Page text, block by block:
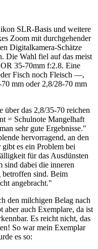
SLR-Basis und weitere
Zoom mit durchgehender
Digitalkamera-Schätze
Die Wahl fiel auf das meist
35-70mm f:2.8. Eine
Fisch noch Fleisch —,
mm oder 2,8/28-70 mm
über das 2,8/35-70 reichen
= Schulnote Mangelhaft
sehr gute Ergebnisse."
hervorragend, an den
es ein Problem bei
für das Ausdünsten
sind dabei die inneren
sind. Beim
angebracht."
den milchigen Belag nach
auch Exemplare, da ist
Es reicht nicht, das
So war mein Exemplar
es so: